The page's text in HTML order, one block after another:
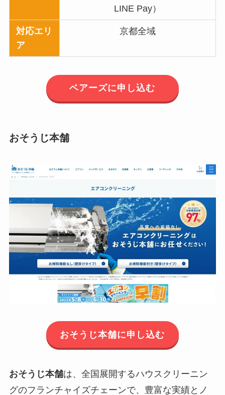
LINE Pay）
対応エリ
ア
京都全域
ベアーズに申し込む
おそうじ本舗
おそうじ本舗に申し込む
おそうじ本舗は、全国展開するハウスクリーニン
グのフランチャイズチェーンで、豊富な実績とノ